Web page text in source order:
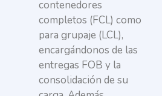
contenedores
completos (FCL) como
para grupaje (LCL),
encargándonos de las
entregas FOB y la
consolidación de su